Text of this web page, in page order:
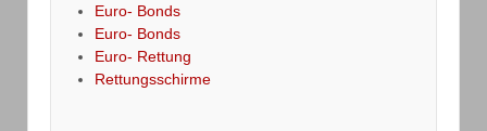
Euro- Bonds
Euro- Bonds
Euro- Rettung
Rettungsschirme